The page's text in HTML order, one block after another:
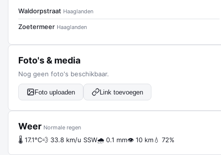
Waldorpstraat Haaglanden
Zoetermeer Haaglanden
Foto's & media
Nog geen foto's beschikbaar.
Foto uploaden Link toevoegen
Weer Normale regen
🌡 17.1°C💨 33.8 km/u SSW🌧 0.1 mm👁 10 km💧 72%